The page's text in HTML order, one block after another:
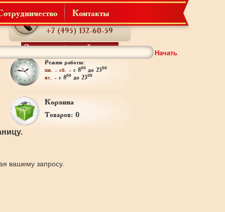
Телефон:
+7 (495) 132-60-59
Заказать обратный звонок
Режим работы:
пн. - сб. - с 800до 2300
вс. - с 800до 2300
Корзина
Товаров: 0
Контакты
Начать
вашему запросу.